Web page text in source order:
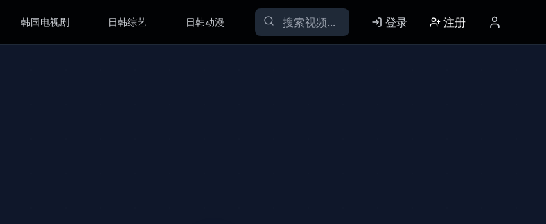
韩国电视剧 日韩综艺 日韩动漫 登录 注册